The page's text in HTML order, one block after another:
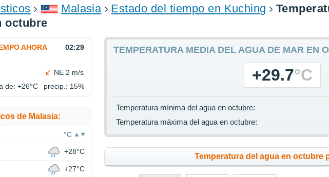
Malasia Estado del tiempo en Kuching
octubre
TEMPERATURA MEDIA DEL AGUA DE MAR EN
+29.7°C
Temperatura mínima del agua en octubre:
Temperatura máxima del agua en octubre:
Temperatura del agua en octubre
AHORA 02:29
NE 2 m/s
de: +26°C precip.: 15%
de Malasia:
°C
+28°C
+27°C